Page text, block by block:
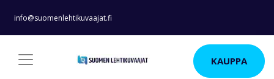
info@suomenlehtikuvaajat.fi
KAUPPA